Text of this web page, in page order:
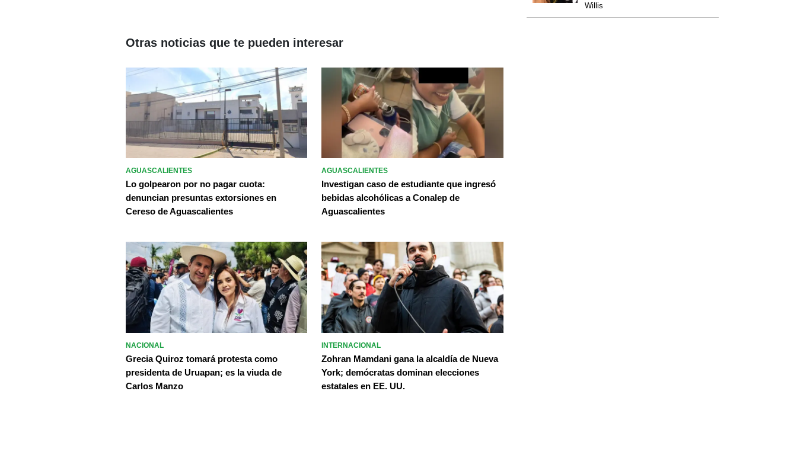
Willis
Otras noticias que te pueden interesar
AGUASCALIENTES
Lo golpearon por no pagar cuota:
denuncian presuntas extorsiones en
Cereso de Aguascalientes
AGUASCALIENTES
Investigan caso de estudiante que ingresó
bebidas alcohólicas a Conalep de
Aguascalientes
NACIONAL
Grecia Quiroz tomará protesta como
presidenta de Uruapan; es la viuda de
Carlos Manzo
INTERNACIONAL
Zohran Mamdani gana la alcaldía de Nueva
York; demócratas dominan elecciones
estatales en EE. UU.